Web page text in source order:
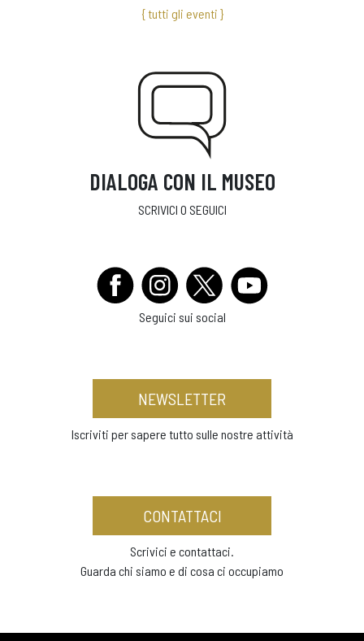
{ tutti gli eventi }
DIALOGA CON IL MUSEO
SCRIVICI O SEGUICI
Seguici sui social
NEWSLETTER
Iscriviti per sapere tutto sulle nostre attività
CONTATTACI
Scrivici e contattaci.
Guarda chi siamo e di cosa ci occupiamo